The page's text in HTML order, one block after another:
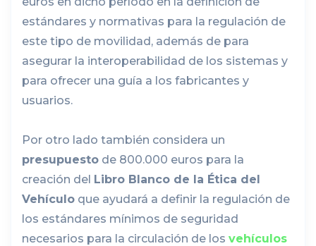
estándares y normativas para la regulación de
este tipo de movilidad, además de para
asegurar la interoperabilidad de los sistemas y
para ofrecer una guía a los fabricantes y
usuarios.
Por otro lado también considera un
presupuesto de 800.000 euros para la
creación del Libro Blanco de la Ética del
Vehículo que ayudará a definir la regulación de
los estándares mínimos de seguridad
necesarios para la circulación de los vehículos